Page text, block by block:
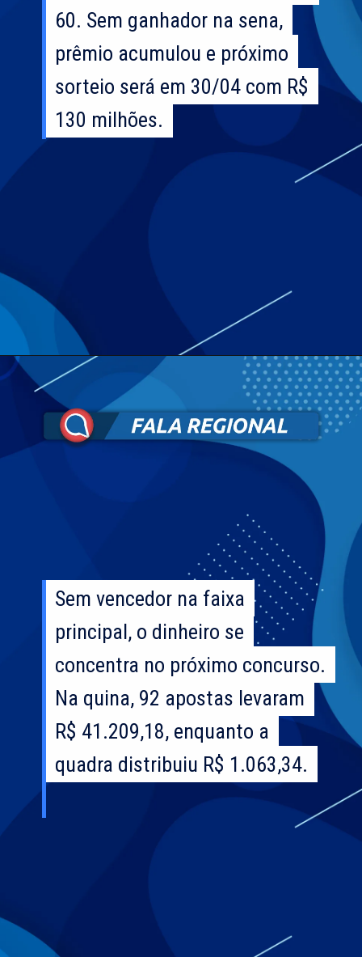
60. Sem ganhador na sena,
prêmio acumulou e próximo
sorteio será em 30/04 com R$
130 milhões.
60. Sem ganhador na sena,
prêmio acumulou e próximo
sorteio será em 30/04 com R$
130 milhões.
Sem vencedor na faixa
principal, o dinheiro se
concentra no próximo concurso.
Na quina, 92 apostas levaram
R$ 41.209,18, enquanto a
quadra distribuiu R$ 1.063,34.
Sem vencedor na faixa
principal, o dinheiro se
concentra no próximo concurso.
Na quina, 92 apostas levaram
R$ 41.209,18, enquanto a
quadra distribuiu R$ 1.063,34.